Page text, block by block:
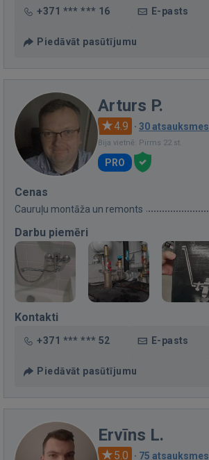
+371 *** *** 16 E-pasts
Piedāvāt pasūtījumu
Arturs P.
4.9 · 30 atsauksmes
Bija vietnē: Pirms 22 st.
PRO
Cenas
Cauruļu montāža un remonts
Darbu piemēri
Kontakti
+371 *** *** 52 E-pasts
Piedāvāt pasūtījumu
Ervīns L.
5.0 · 75 atsauksmes